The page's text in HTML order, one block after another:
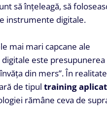
să înțeleagă, să
instrumente digitale.
mai mari capcane ale
este presupunerea
din mers”. În
de tipul training aplicat
rămâne ceva de